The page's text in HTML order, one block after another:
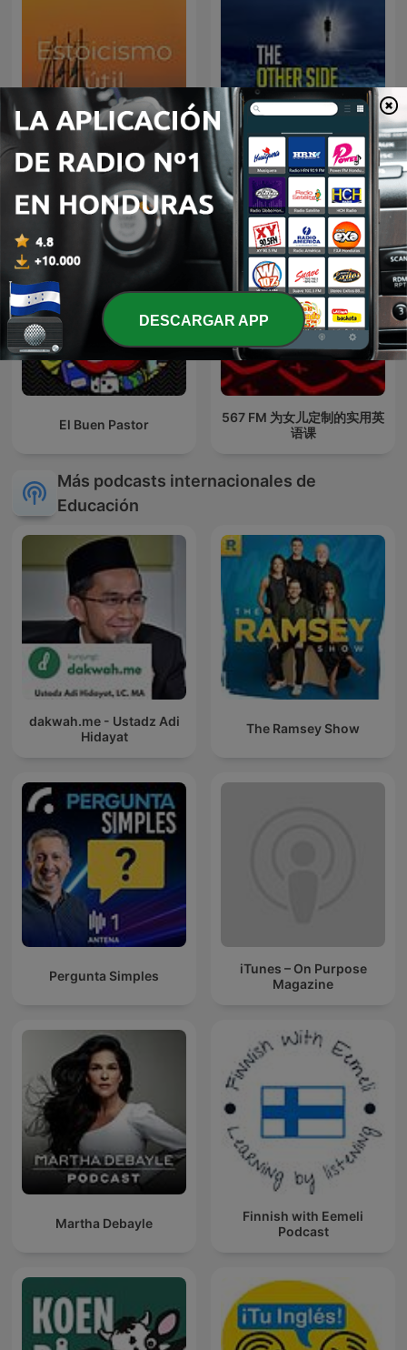
Estoicismo útil
The Other Side NDE (Near
Death Experiences)
El Buen Pastor
567 FM 为女儿定制的实用英
语课
Más podcasts internacionales de
Educación
dakwah.me - Ustadz Adi
Hidayat
The Ramsey Show
Pergunta Simples
iTunes – On Purpose
Magazine
Martha Debayle
Finnish with Eemeli
Podcast
DESCARGAR APP